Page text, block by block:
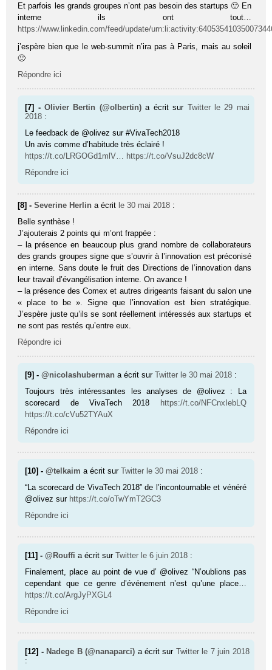
Et parfois les grands groupes n’ont pas besoin des startups 🙂 En
interne ils ont tout…
https://www.linkedin.com/feed/update/
j’espère bien que le web-summit n’ira pas à Paris, mais au soleil
🙂
Répondre ici
[7] -Olivier Bertin (@olbertin) a écrit sur Twitter
le 29 mai
2018 :
Le feedback de @olivez sur #VivaTech2018
Un avis comme d’habitude très éclairé !
https://t.co/LRGOGd1mlV… https://t.co/VsuJ2dc8cW
Répondre ici
[8] -Severine Herlin a écrit le 30 mai 2018 :
Belle synthèse !
J’ajouterais 2 points qui m’ont frappée :
– la présence en beaucoup plus grand nombre de collaborateurs
des grands groupes signe que s’ouvrir à l’innovation est préconisé
en interne. Sans doute le fruit des Directions de l’innovation dans
leur travail d’évangélisation interne. On avance !
– la présence des Comex et autres dirigeants faisant du salon une
« place to be ». Signe que l’innovation est bien stratégique.
J’espère juste qu’ils se sont réellement intéressés aux startups et
ne sont pas restés qu’entre eux.
Répondre ici
[9] -@nicolashuberman a écrit surTwitter le 30 mai 2018 :
Toujours très intéressantes les analyses de @olivez : La
scorecard de VivaTech 2018
https://t.co/NFCnxIebLQ
https://t.co/cVu52TYAuX
Répondre ici
[10] -@telkaim a écrit surTwitter le 30 mai 2018 :
“La scorecard de VivaTech 2018” de l’incontournable et vénéré
@olivez sur https://t.co/oTwYmT2GC3
Répondre ici
[11] -@Rouffi a écrit surTwitter le 6 juin 2018 :
Finalement, place au point de vue d’ @olivez “N’oublions pas
cependant que ce genre d’événement n’est qu’une place…
https://t.co/ArgJyPXGL4
Répondre ici
[12] - Nadege B (@nanaparci) a écrit sur Twitter le 7 juin 2018
: